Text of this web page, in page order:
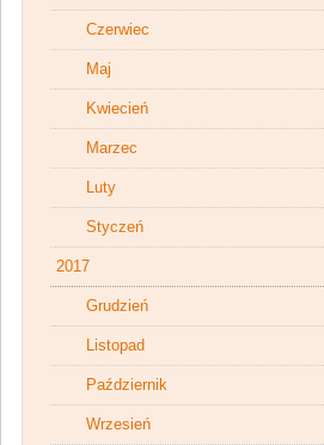
Czerwiec
Maj
Kwiecień
Marzec
Luty
Styczeń
2017
Grudzień
Listopad
Październik
Wrzesień